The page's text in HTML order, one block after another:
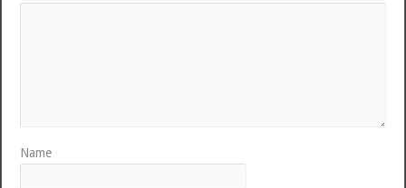
Name